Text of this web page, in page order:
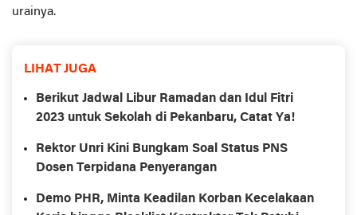
urainya.
LIHAT JUGA
Berikut Jadwal Libur Ramadan dan Idul Fitri
2023 untuk Sekolah di Pekanbaru, Catat Ya!
Rektor Unri Kini Bungkam Soal Status PNS
Dosen Terpidana Penyerangan
Demo PHR, Minta Keadilan Korban Kecelakaan